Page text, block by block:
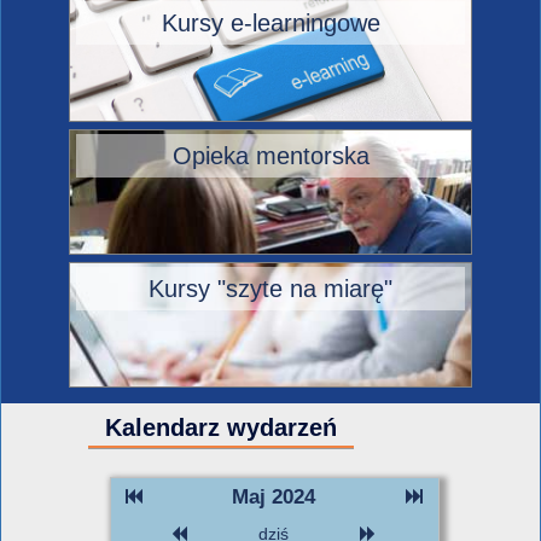
Kursy e-learningowe
Opieka mentorska
Kursy "szyte na miarę"
Kalendarz wydarzeń
Maj 2024
dziś